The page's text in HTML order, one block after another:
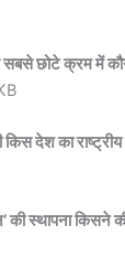
छोटे क्रम में
देश का राष्ट्रीय
की स्थापना किसने